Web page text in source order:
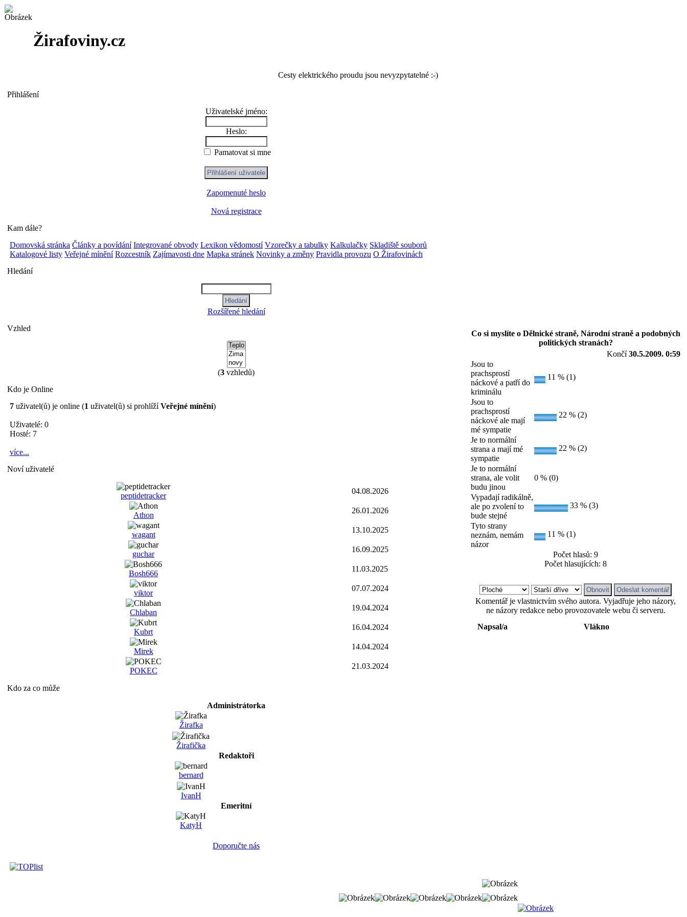
Žirafoviny.cz
Cesty elektrického proudu jsou nevyzpytatelné :-)
Přihlášení
Uživatelské jméno:
Heslo:
Pamatovat si mne
Zapomenuté heslo
Nová registrace
Kam dále?
Domovská stránka Články a povídání Integrované obvody Lexikon vědomostí Vzorečky a tabulky Kalkulačky Skladiště souborů
Katalogové listy Veřejné mínění Rozcestník Zajímavosti dne Mapka stránek Novinky a změny Pravidla provozu O Žirafovinách
Hledání
Rozšířené hledání
Vzhled
(3 vzhledů)
Kdo je Online
7 uživatel(ů) je online (1 uživatel(ů) si prohlížíVeřejné mínění)
Uživatelé: 0
Hosté: 7
více...
Noví uživatelé
peptidetracker
04.08.2026
Athon
26.01.2026
wagant
13.10.2025
guchar
16.09.2025
Bosh666
11.03.2025
viktor
07.07.2024
Chlaban
19.04.2024
Kubrt
16.04.2024
Mirek
14.04.2024
POKEC
21.03.2024
Kdo za co může
Administrátorka
Žirafka
Žirafička
Redaktoři
bernard
IvanH
Emeritní
KatyH
Doporučte nás
Co si myslíte o Dělnické straně, Národní straně a podobných
politických stranách?
Končí30.5.2009. 0:59
Jsou to
prachsprostí
náckové a patří do
kriminálu
11 % (1)
Jsou to
prachsprostí
náckové ale mají
mé sympatie
22 % (2)
Je to normální
strana a mají mé
sympatie
22 % (2)
Je to normální
strana, ale volit
budu jinou
0 % (0)
Vypadají radikálně,
ale po zvolení to
bude stejné
33 % (3)
Tyto strany
neznám, nemám
názor
11 % (1)
Počet hlasů: 9
Počet hlasujících: 8
Komentář je vlastnictvím svého autora. Vyjadřuje jeho názory,
ne názory redakce nebo provozovatele webu či serveru.
Napsal/a
Vlákno